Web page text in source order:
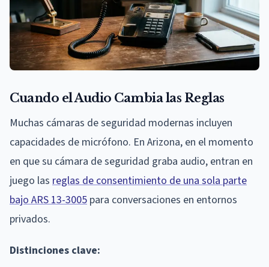
Cuando el Audio Cambia las Reglas
Muchas cámaras de seguridad modernas incluyen
capacidades de micrófono. En Arizona, en el momento
en que su cámara de seguridad graba audio, entran en
juego las reglas de consentimiento de una sola parte
bajo ARS 13-3005 para conversaciones en entornos
privados.
Distinciones clave: